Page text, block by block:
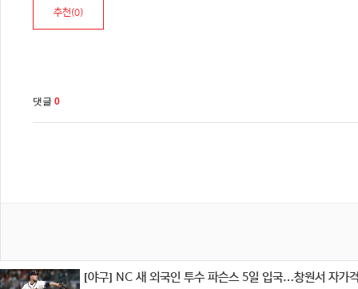
추천(0)
댓글 0
[야구] NC 새 외국인 투수 파슨스 5일 입국…창원서 자가